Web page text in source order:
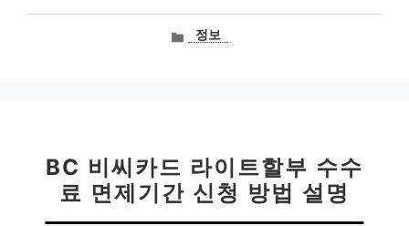
카정보
BC 비씨카드 라이트할부 수수
료 면제기간 신청 방법 설명